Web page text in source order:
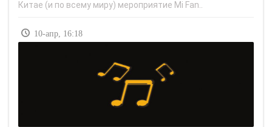
Китае (и по всему миру) мероприятие Mi Fan..
10-апр, 16:18